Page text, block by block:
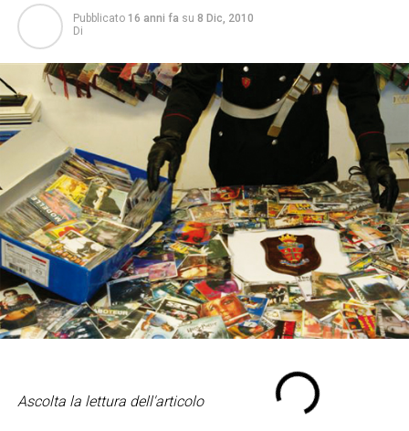
Pubblicato 16 anni fa su 8 Dic, 2010
Di
Ascolta la lettura dell'articolo